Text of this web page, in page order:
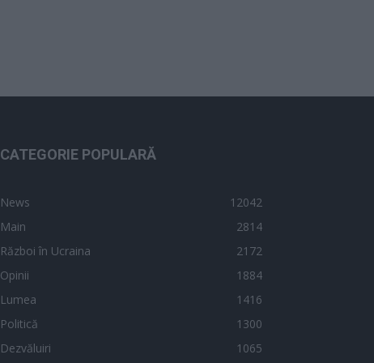
CATEGORIE POPULARĂ
News
12042
Main
2814
Război în Ucraina
2172
Opinii
1884
Lumea
1416
Politică
1300
Dezvăluiri
1065